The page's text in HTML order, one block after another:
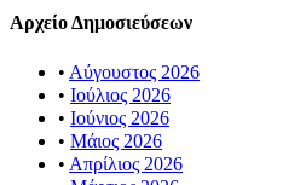
Αρχείο Δημοσιεύσεων
• Αύγουστος 2026
• Ιούλιος 2026
• Ιούνιος 2026
• Μάιος 2026
• Απρίλιος 2026